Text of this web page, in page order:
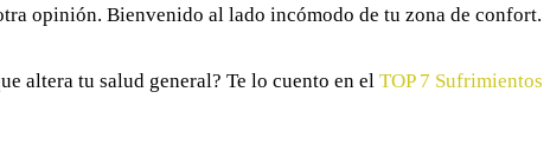
opinión. Bienvenido al lado incómodo de tu zona de confort.
altera tu salud general? Te lo cuento en el TOP 7 Sufrimientos